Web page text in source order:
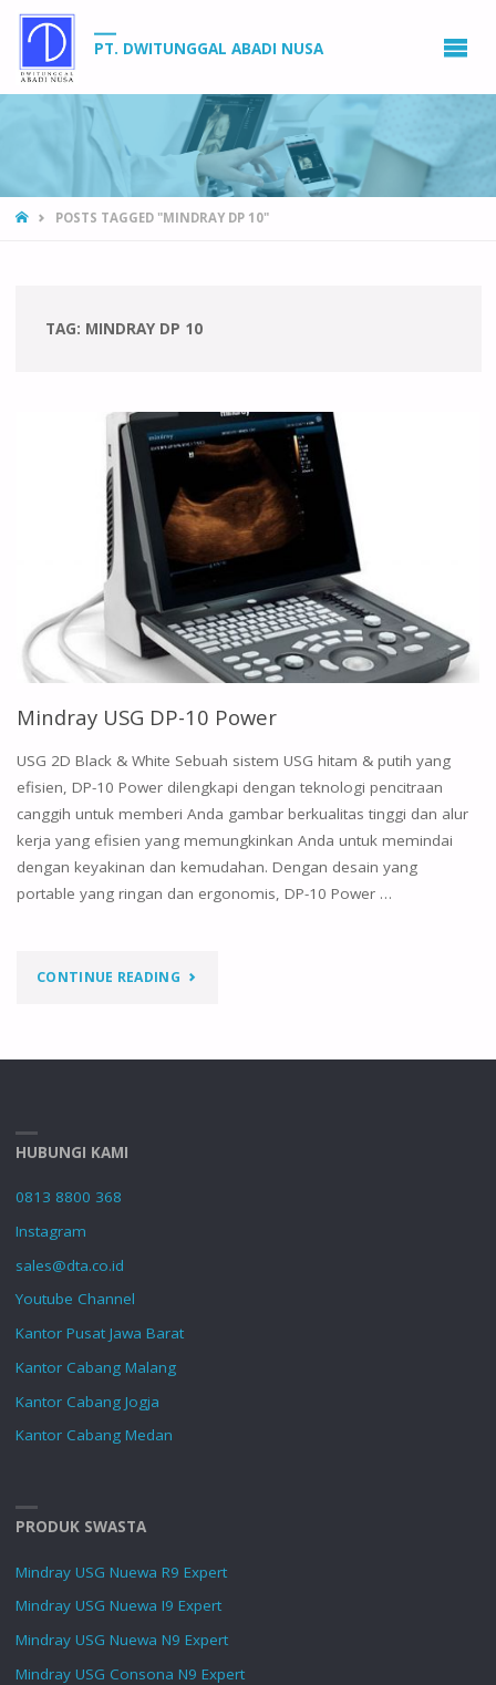
PT. DWITUNGGAL ABADI NUSA
HOMEPOSTS TAGGED "MINDRAY DP 10"
TAG: MINDRAY DP 10
Mindray USG DP-10 Power
USG 2D Black & White Sebuah sistem USG hitam & putih yang
efisien, DP-10 Power dilengkapi dengan teknologi pencitraan
canggih untuk memberi Anda gambar berkualitas tinggi dan alur
kerja yang efisien yang memungkinkan Anda untuk memindai
dengan keyakinan dan kemudahan. Dengan desain yang
portable yang ringan dan ergonomis, DP-10 Power …
CONTINUE READING"MINDRAY
DP-
HUBUNGI KAMI
0813 8800 368
Instagram
sales@dta.co.id
Youtube Channel
Kantor Pusat Jawa Barat
Kantor Cabang Malang
Kantor Cabang Jogja
Kantor Cabang Medan
PRODUK SWASTA
Mindray USG Nuewa R9 Expert
Mindray USG Nuewa I9 Expert
Mindray USG Nuewa N9 Expert
Mindray USG Consona N9 Expert